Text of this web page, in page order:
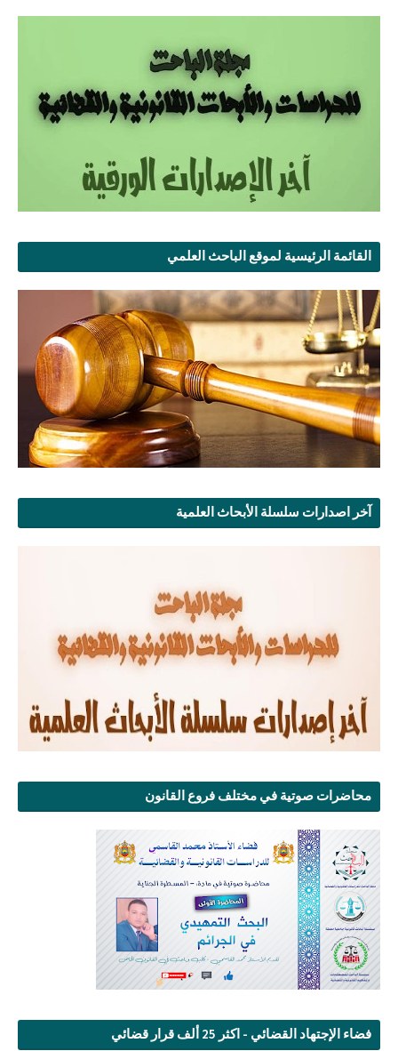
القائمة الرئيسية لموقع الباحث العلمي
آخر اصدارات سلسلة الأبحاث العلمية
محاضرات صوتية في مختلف فروع القانون
فضاء الإجتهاد القضائي - اكثر 25 ألف قرار قضائي